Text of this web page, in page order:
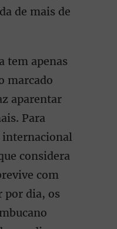
de mais de
tem apenas
marcado
aparentar
Para
internacional
considera
com
por dia, os